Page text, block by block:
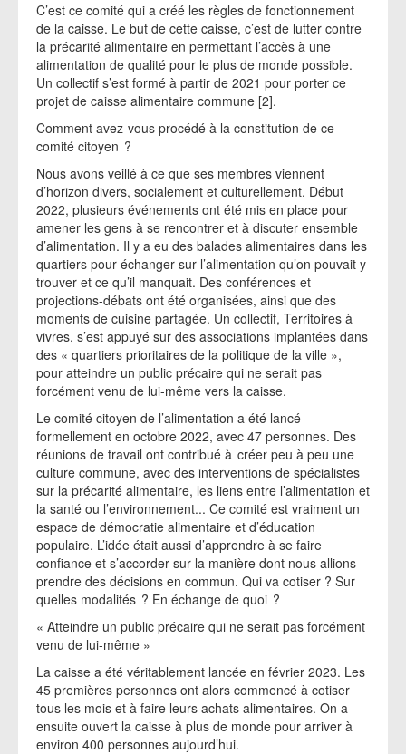
C’est ce comité qui a créé les règles de fonctionnement
de la caisse. Le but de cette caisse, c’est de lutter contre
la précarité alimentaire en permettant l’accès à une
alimentation de qualité pour le plus de monde possible.
Un collectif s’est formé à partir de 2021 pour porter ce
projet de caisse alimentaire commune [2].
Comment avez-vous procédé à la constitution de ce
comité citoyen ?
Nous avons veillé à ce que ses membres viennent
d’horizon divers, socialement et culturellement. Début
2022, plusieurs événements ont été mis en place pour
amener les gens à se rencontrer et à discuter ensemble
d’alimentation. Il y a eu des balades alimentaires dans les
quartiers pour échanger sur l’alimentation qu’on pouvait y
trouver et ce qu’il manquait. Des conférences et
projections-débats ont été organisées, ainsi que des
moments de cuisine partagée. Un collectif, Territoires à
vivres, s’est appuyé sur des associations implantées dans
des « quartiers prioritaires de la politique de la ville »,
pour atteindre un public précaire qui ne serait pas
forcément venu de lui-même vers la caisse.
Le comité citoyen de l’alimentation a été lancé
formellement en octobre 2022, avec 47 personnes. Des
réunions de travail ont contribué à créer peu à peu une
culture commune, avec des interventions de spécialistes
sur la précarité alimentaire, les liens entre l’alimentation et
la santé ou l’environnement... Ce comité est vraiment un
espace de démocratie alimentaire et d’éducation
populaire. L’idée était aussi d’apprendre à se faire
confiance et s’accorder sur la manière dont nous allions
prendre des décisions en commun. Qui va cotiser ? Sur
quelles modalités ? En échange de quoi ?
« Atteindre un public précaire qui ne serait pas forcément
venu de lui-même »
La caisse a été véritablement lancée en février 2023. Les
45 premières personnes ont alors commencé à cotiser
tous les mois et à faire leurs achats alimentaires. On a
ensuite ouvert la caisse à plus de monde pour arriver à
environ 400 personnes aujourd’hui.